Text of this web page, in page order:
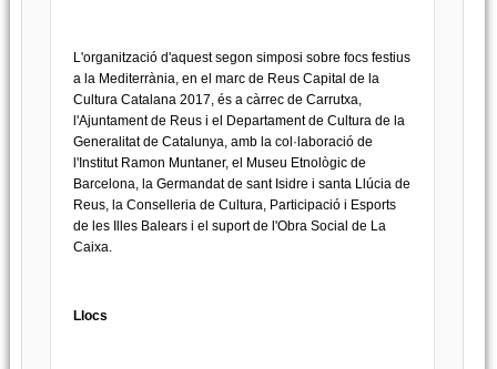
L'organització d'aquest segon simposi sobre focs festius
a la Mediterrània, en el marc de Reus Capital de la
Cultura Catalana 2017, és a càrrec de Carrutxa,
l'Ajuntament de Reus i el Departament de Cultura de la
Generalitat de Catalunya, amb la col·laboració de
l'Institut Ramon Muntaner, el Museu Etnològic de
Barcelona, la Germandat de sant Isidre i santa Llúcia de
Reus, la Conselleria de Cultura, Participació i Esports
de les Illes Balears i el suport de l'Obra Social de La
Caixa.
Llocs